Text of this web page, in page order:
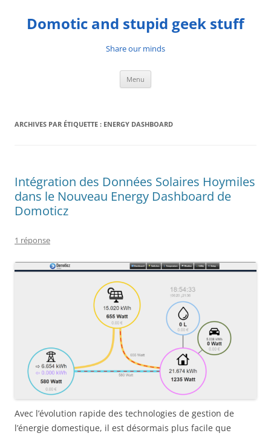
contenu
Domotic and stupid geek stuff
Share our minds
Menu
ARCHIVES PAR ÉTIQUETTE : ENERGY DASHBOARD
Intégration des Données Solaires Hoymiles
dans le Nouveau Energy Dashboard de
Domoticz
1 réponse
Avec l’évolution rapide des technologies de gestion de
l’énergie domestique, il est désormais plus facile que